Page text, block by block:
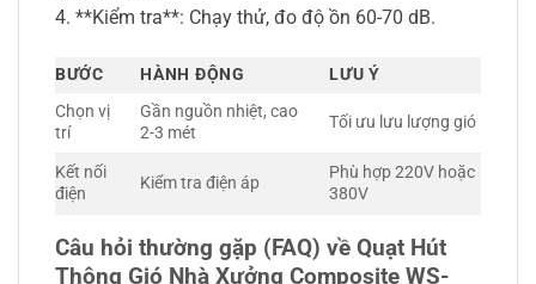
4. **Kiểm tra**: Chạy thử, đo độ ồn 60-70 dB.
BƯỚC HÀNH ĐỘNG
LƯU Ý
Chọn vị
trí
Gần nguồn nhiệt, cao
2-3 mét
Tối ưu lưu lượng gió
Kết nối
điện
Kiểm tra điện áp
Phù hợp 220V hoặc
380V
Câu hỏi thường gặp (FAQ) về Quạt Hút
Thông Gió Nhà Xưởng Composite WS-